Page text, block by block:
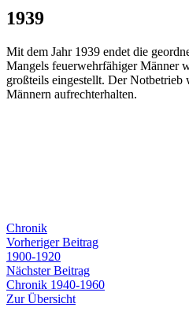
1939
Mit dem Jahr 1939 endet die
Mangels feuerwehrfähiger Männer
großteils eingestellt. Der Notbetrieb
Männern aufrechterhalten.
Chronik
Beitragsnavigation
Vorheriger BeitragVorheriger
1900-1920
Nächster BeitragNächster
Beitrag:
Chronik 1940-1960
Zur Übersicht